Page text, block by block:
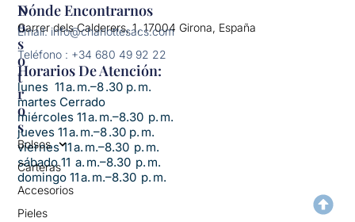
N
O
S
O
T
R
O
S
Bolsos
Carteras
Accesorios
Pieles
Dónde Encontrarnos
Carrer dels Calderers, 1, 17004 Girona, España
Email: info@charlottesacs.com
Teléfono : +34 680 49 92 22
Horarios De Atención:​
lunes 11 a. m.–8 .30 p. m.
martes Cerrado
miércoles 11 a. m.–8.30 p. m.
jueves 11 a. m.–8 .30 p. m.
viernes 11 a. m.–8.30 p. m.
sábado 11 a. m.–8.30 p. m.
domingo 11 a. m.–8.30 p. m.